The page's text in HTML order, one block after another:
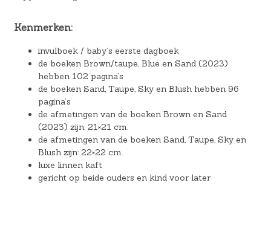
Kenmerken:
invulboek / baby’s eerste dagboek
de boeken Brown/taupe, Blue en Sand (2023)
hebben 102 pagina’s
de boeken Sand, Taupe, Sky en Blush hebben 96
pagina’s
de afmetingen van de boeken Brown en Sand
(2023) zijn: 21×21 cm.
de afmetingen van de boeken Sand, Taupe, Sky en
Blush zijn: 22×22 cm.
luxe linnen kaft
gericht op beide ouders en kind voor later